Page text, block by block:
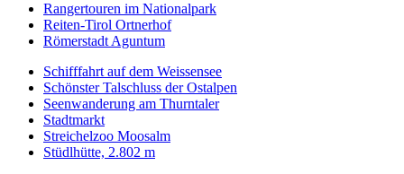
Rangertouren im Nationalpark
Reiten-Tirol Ortnerhof
Römerstadt Aguntum
Schifffahrt auf dem Weissensee
Schönster Talschluss der Ostalpen
Seenwanderung am Thurntaler
Stadtmarkt
Streichelzoo Moosalm
Stüdlhütte, 2.802 m